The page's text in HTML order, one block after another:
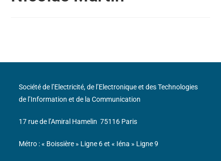
Société de l’Electricité, de l’Electronique et des Technologies
de l’Information et de la Communication
17 rue de l’Amiral Hamelin 75116 Paris
Métro : « Boissière » Ligne 6 et « Iéna » Ligne 9